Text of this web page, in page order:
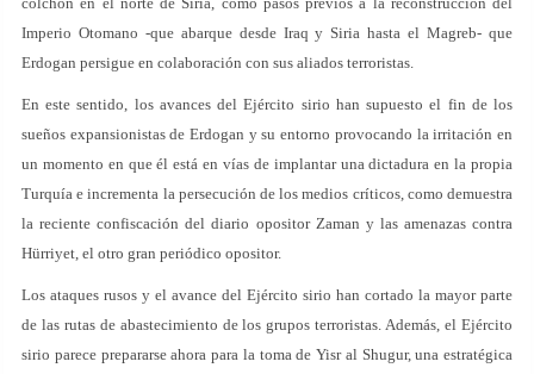
Imperio Otomano -que abarque desde Iraq y Siria hasta el Magreb- que
Erdogan persigue en colaboración con sus aliados terroristas.
En este sentido, los avances del Ejército sirio han supuesto el fin de los
sueños expansionistas de Erdogan y su entorno provocando la irritación en
un momento en que él está en vías de implantar una dictadura en la propia
Turquía e incrementa la persecución de los medios críticos, como demuestra
la reciente confiscación del diario opositor Zaman y las amenazas contra
Hürriyet, el otro gran periódico opositor.
Los ataques rusos y el avance del Ejército sirio han cortado la mayor parte
de las rutas de abastecimiento de los grupos terroristas. Además, el Ejército
sirio parece prepararse ahora para la toma de Yisr al Shugur, una estratégica